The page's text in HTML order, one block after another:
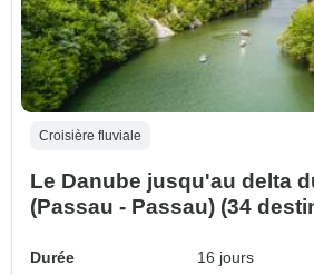
Croisière fluviale
Le Danube jusqu'au delta
(Passau - Passau) (34
Durée
16 jours